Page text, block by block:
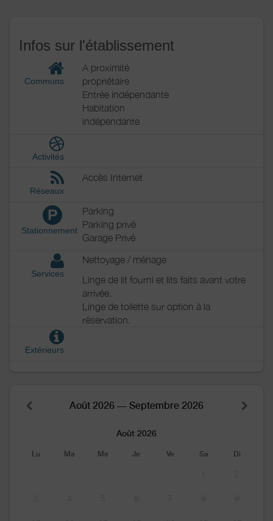
Infos sur l'établissement
Communs
A proximité
propriétaire
Entrée indépendante
Habitation
indépendante
Activités
Réseaux
Accès Internet
P
Stationnement
Parking
Parking privé
Garage Privé
Services
Nettoyage / ménage
Linge de lit fourni et lits faits avant votre
arrivée.
Linge de toilette sur option à la
réservation.
Extérieurs
Août 2026 — Septembre 2026
Août 2026
Lu Ma Me Je Ve Sa Di